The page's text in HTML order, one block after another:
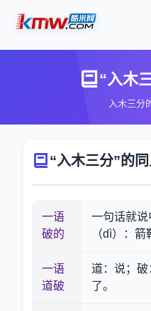
“入木
入木三分
“入木三分”的同
一语
破的
一句话就
（dì）：箭
一语
道破
道：说；
了。